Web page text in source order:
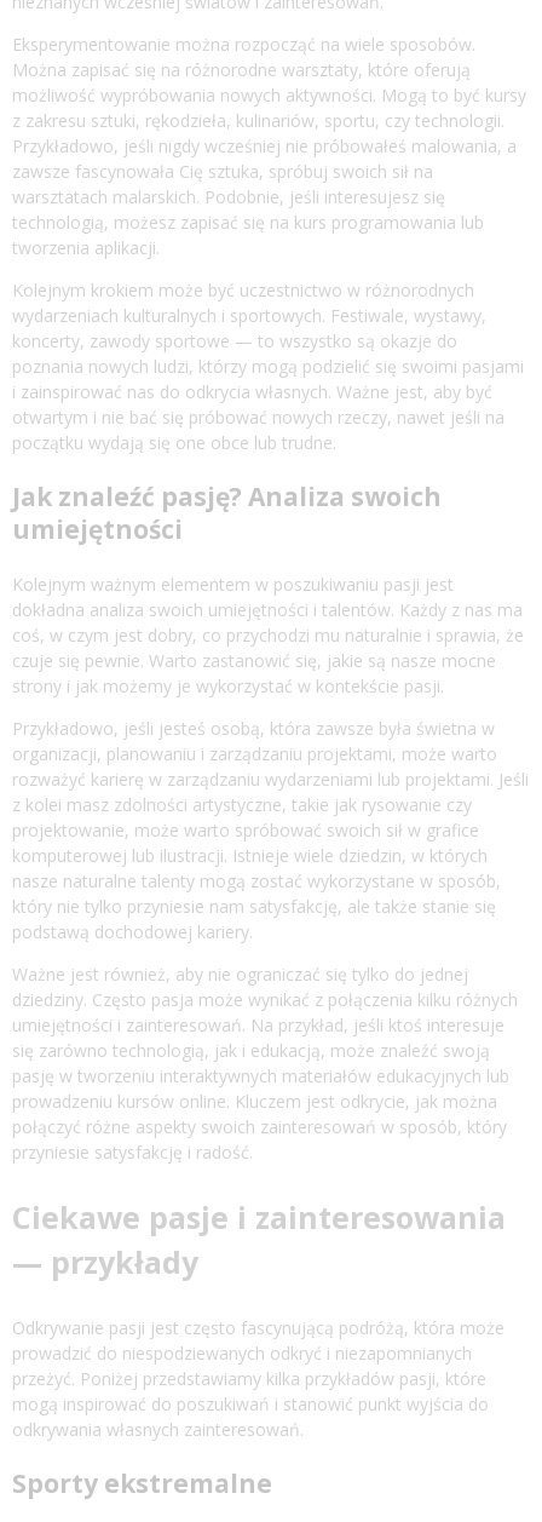
Eksperymentowanie można rozpocząć na wiele sposobów.
Można zapisać się na różnorodne warsztaty, które oferują
możliwość wypróbowania nowych aktywności. Mogą to być kursy
z zakresu sztuki, rękodzieła, kulinariów, sportu, czy technologii.
Przykładowo, jeśli nigdy wcześniej nie próbowałeś malowania, a
zawsze fascynowała Cię sztuka, spróbuj swoich sił na
warsztatach malarskich. Podobnie, jeśli interesujesz się
technologią, możesz zapisać się na kurs programowania lub
tworzenia aplikacji.
Kolejnym krokiem może być uczestnictwo w różnorodnych
wydarzeniach kulturalnych i sportowych. Festiwale, wystawy,
koncerty, zawody sportowe — to wszystko są okazje do
poznania nowych ludzi, którzy mogą podzielić się swoimi pasjami
i zainspirować nas do odkrycia własnych. Ważne jest, aby być
otwartym i nie bać się próbować nowych rzeczy, nawet jeśli na
początku wydają się one obce lub trudne.
Jak znaleźć pasję? Analiza swoich
umiejętności
Kolejnym ważnym elementem w poszukiwaniu pasji jest
dokładna analiza swoich umiejętności i talentów. Każdy z nas ma
coś, w czym jest dobry, co przychodzi mu naturalnie i sprawia, że
czuje się pewnie. Warto zastanowić się, jakie są nasze mocne
strony i jak możemy je wykorzystać w kontekście pasji.
Przykładowo, jeśli jesteś osobą, która zawsze była świetna w
organizacji, planowaniu i zarządzaniu projektami, może warto
rozważyć karierę w zarządzaniu wydarzeniami lub projektami. Jeśli
z kolei masz zdolności artystyczne, takie jak rysowanie czy
projektowanie, może warto spróbować swoich sił w grafice
komputerowej lub ilustracji. Istnieje wiele dziedzin, w których
nasze naturalne talenty mogą zostać wykorzystane w sposób,
który nie tylko przyniesie nam satysfakcję, ale także stanie się
podstawą dochodowej kariery.
Ważne jest również, aby nie ograniczać się tylko do jednej
dziedziny. Często pasja może wynikać z połączenia kilku różnych
umiejętności i zainteresowań. Na przykład, jeśli ktoś interesuje
się zarówno technologią, jak i edukacją, może znaleźć swoją
pasję w tworzeniu interaktywnych materiałów edukacyjnych lub
prowadzeniu kursów online. Kluczem jest odkrycie, jak można
połączyć różne aspekty swoich zainteresowań w sposób, który
przyniesie satysfakcję i radość.
Ciekawe pasje i zainteresowania
— przykłady
Odkrywanie pasji jest często fascynującą podróżą, która może
prowadzić do niespodziewanych odkryć i niezapomnianych
przeżyć. Poniżej przedstawiamy kilka przykładów pasji, które
mogą inspirować do poszukiwań i stanowić punkt wyjścia do
odkrywania własnych zainteresowań.
Sporty ekstremalne